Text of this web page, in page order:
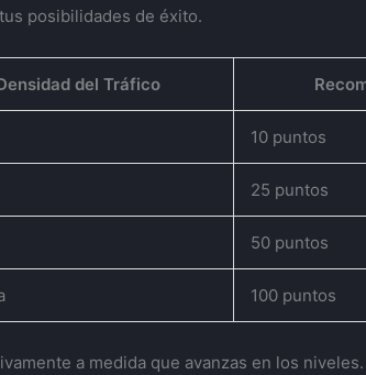
posibilidades de éxito.
del Tráfico
10 puntos
25 puntos
50 puntos
100 puntos
a medida que avanzas en los